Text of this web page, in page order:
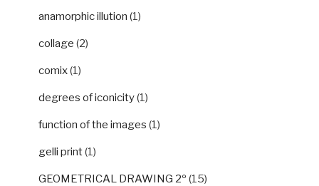
anamorphic illution (1)
collage (2)
comix(1)
degrees of iconicity(1)
function of the images (1)
gelli print(1)
GEOMETRICAL DRAWING 2º (15)